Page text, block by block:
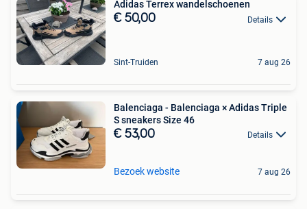
Adidas Terrex wandelschoenen
€ 50,00 Details
Sint-Truiden 7 aug 26
Balenciaga - Balenciaga × Adidas Triple
S sneakers Size 46
€ 53,00 Details
Bezoek website 7 aug 26